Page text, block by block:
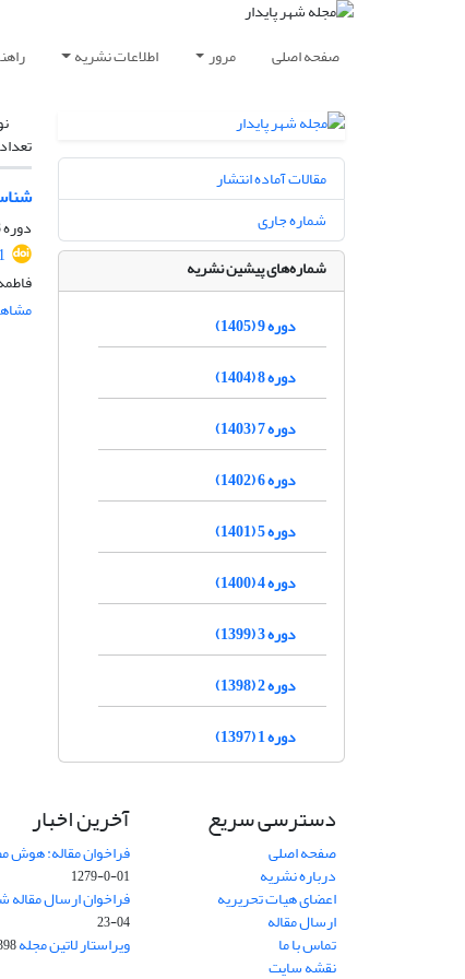
صفحه اصلی مرور اطلاعات نشریه
دوره 8، شماره 4، زمستان 1404، صفحه
مقالات آماده انتشار
شماره جاری
شماره‌های پیشین نشریه
دوره 9 (1405)
دوره 8 (1404)
دوره 7 (1403)
دوره 6 (1402)
دوره 5 (1401)
دوره 4 (1400)
دوره 3 (1399)
دوره 2 (1398)
دوره 1 (1397)
دسترسی سریع
صفحه اصلی
درباره نشریه
اعضای هیات تحریریه
ارسال مقاله
تماس با ما
نقشه سایت
آخرین اخبار
فراخوان مقاله: هوش
01-0-1279
فراخوان ارسال مقاله
04-23
ویراستار لاتین مجله30